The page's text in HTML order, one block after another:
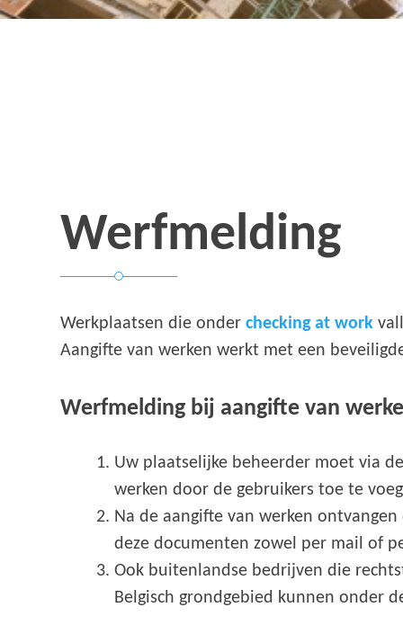
Werfmelding
Werkplaatsen die onderchecking at work
Aangifte van werken werkt met een
Werfmelding bij aangifte van
Uw plaatselijke beheerder moet via
werken door de gebruikers toe te
Na de aangifte van werken
deze documenten zowel per mail of
Ook buitenlandse bedrijven die
Belgisch grondgebied kunnen onder